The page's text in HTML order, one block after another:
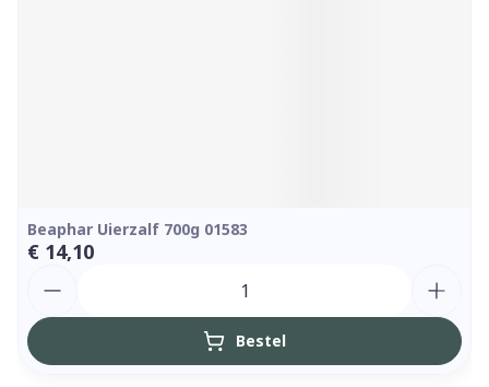
Beaphar Uierzalf 700g 01583
€ 14,10
Bestel